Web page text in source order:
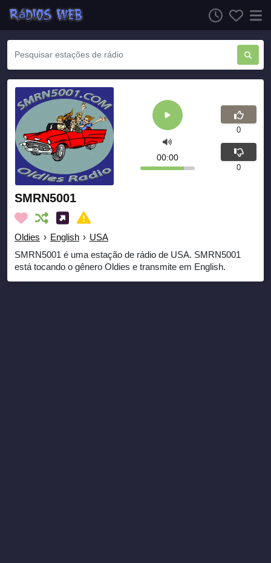
SMRN5001
Oldies › English › USA
SMRN5001 é uma estação de rádio de USA. SMRN5001
está tocando o gênero Oldies e transmite em English.
00:00
0
0